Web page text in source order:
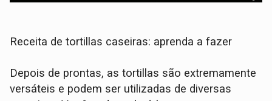
Receita de tortillas caseiras: aprenda a fazer
Depois de prontas, as tortillas são extremamente
versáteis e podem ser utilizadas de diversas